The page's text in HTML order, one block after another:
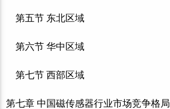
第五节 东北区域
第六节 华中区域
第七节 西部区域
第七章 中国磁传感器行业市场竞争格局